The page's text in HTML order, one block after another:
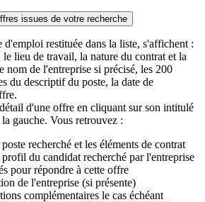
issues de votre recherche
d'emploi restituée dans la liste, s'affichent :
lieu de travail, la nature du contrat et la
nom de l'entreprise si précisé, les 200
du descriptif du poste, la date de
d'une offre en cliquant sur son intitulé
gauche. Vous retrouvez :
recherché et les éléments de contrat
du candidat recherché par l'entreprise
pour répondre à cette offre
de l'entreprise (si présente)
complémentaires le cas échéant